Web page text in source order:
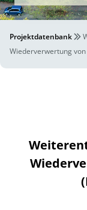
Projektdatenbank
Wiederverwertung